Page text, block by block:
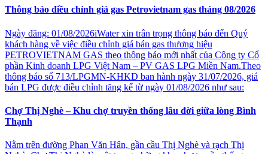
Thông báo điều chỉnh giá gas Petrovietnam gas tháng 08/2026
Ngày đăng: 01/08/2026iWater xin trân trọng thông báo đến Quý
khách hàng về việc điều chỉnh giá bán gas thương hiệu
PETROVIETNAM GAS theo thông báo mới nhất của Công ty Cổ
phần Kinh doanh LPG Việt Nam – PV GAS LPG Miền Nam.Theo
thông báo số 713/LPGMN-KHKD ban hành ngày 31/07/2026, giá
bán LPG được điều chỉnh tăng kể từ ngày 01/08/2026 như sau:
Chợ Thị Nghè – Khu chợ truyền thống lâu đời giữa lòng Bình
Thạnh
Nằm trên đường Phan Văn Hân, gần cầu Thị Nghè và rạch Thị